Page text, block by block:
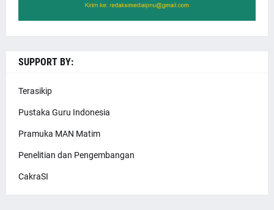
SUPPORT BY:
Terasikip
Pustaka Guru Indonesia
Pramuka MAN Matim
Penelitian dan Pengembangan
CakraSI